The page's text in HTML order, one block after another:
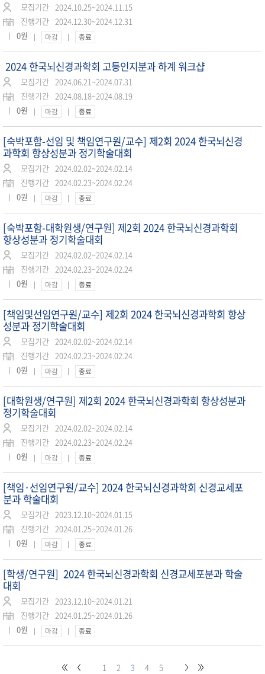
모집기간 2024.10.25~2024.11.15
진행기간 2024.12.30~2024.12.31
0원
마감 종료
2024 한국뇌신경과학회 고등인지분과 하계 워크샵
모집기간 2024.06.21~2024.07.31
진행기간 2024.08.18~2024.08.19
0원
마감 종료
[숙박포함-선임 및 책임연구원/교수] 제2회 2024 한국뇌신경
과학회 항상성분과 정기학술대회
모집기간 2024.02.02~2024.02.14
진행기간 2024.02.23~2024.02.24
0원
마감 종료
[숙박포함-대학원생/연구원] 제2회 2024 한국뇌신경과학회
항상성분과 정기학술대회
모집기간 2024.02.02~2024.02.14
진행기간 2024.02.23~2024.02.24
0원
마감 종료
[책임및선임연구원/교수] 제2회 2024 한국뇌신경과학회 항상
성분과 정기학술대회
모집기간 2024.02.02~2024.02.14
진행기간 2024.02.23~2024.02.24
0원
마감 종료
[대학원생/연구원] 제2회 2024 한국뇌신경과학회 항상성분과
정기학술대회
모집기간 2024.02.02~2024.02.14
진행기간 2024.02.23~2024.02.24
0원
마감 종료
[책임·선임연구원/교수] 2024 한국뇌신경과학회 신경교세포
분과 학술대회
모집기간 2023.12.10~2024.01.15
진행기간 2024.01.25~2024.01.26
0원
마감 종료
[학생/연구원] 2024 한국뇌신경과학회 신경교세포분과 학술
대회
모집기간 2023.12.10~2024.01.21
진행기간 2024.01.25~2024.01.26
0원
마감 종료
1 2 3 4 5